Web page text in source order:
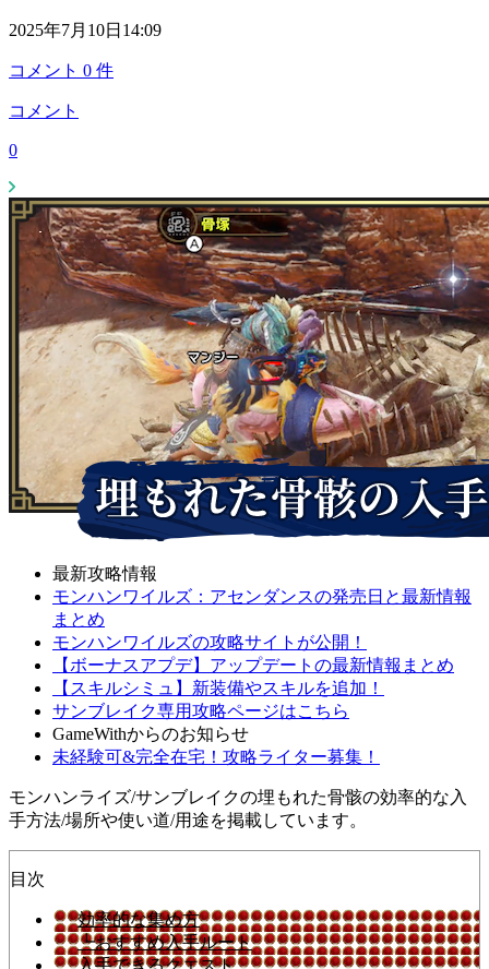
2025年7月10日14:09
コメント 0 件
コメント
0
最新攻略情報
モンハンワイルズ：アセンダンスの発売日と最新情報
まとめ
モンハンワイルズの攻略サイトが公開！
【ボーナスアプデ】アップデートの最新情報まとめ
【スキルシミュ】新装備やスキルを追加！
サンブレイク専用攻略ページはこちら
GameWithからのお知らせ
未経験可&完全在宅！攻略ライター募集！
モンハンライズ/サンブレイクの埋もれた骨骸の効率的な入
手方法/場所や使い道/用途を掲載しています。
目次
効率的な集め方
┗おすすめ入手ルート
入手できるクエスト